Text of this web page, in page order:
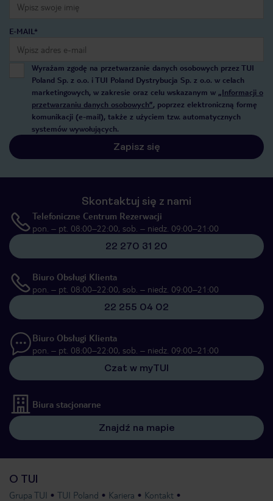
E-MAIL*
Wyrażam zgodę na przetwarzanie danych osobowych przez TUI
Poland Sp. z o.o. i TUI Poland Dystrybucja Sp. z o.o. w celach
marketingowych, w zakresie oraz celu wskazanym w „Informacji o
przetwarzaniu danych osobowych”, poprzez elektroniczną formę
komunikacji (e-mail), także z użyciem tzw. automatycznych
systemów wywołujących.
Zapisz się
Skontaktuj się z nami
Telefoniczne Centrum Rezerwacji
pon. – pt. 08:00–22:00, sob. – niedz. 09:00–21:00
22 270 31 20
Biuro Obsługi Klienta
pon. – pt. 08:00–22:00, sob. – niedz. 09:00–21:00
22 255 04 02
Biuro Obsługi Klienta
pon. – pt. 08:00–22:00, sob. – niedz. 09:00–21:00
Czat w myTUI
Biura stacjonarne
Znajdź na mapie
O TUI
Grupa TUI TUI Poland Kariera
Kontakt